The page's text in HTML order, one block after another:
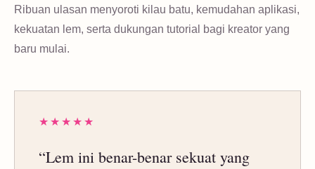
Ribuan ulasan menyoroti kilau batu, kemudahan aplikasi,
kekuatan lem, serta dukungan tutorial bagi kreator yang
baru mulai.
★★★★★
“Lem ini benar-benar sekuat yang